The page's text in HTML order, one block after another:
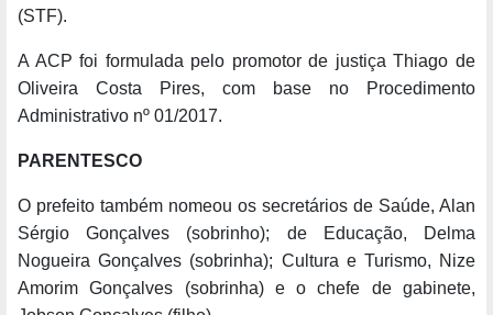
(STF).
A ACP foi formulada pelo promotor de justiça Thiago de
Oliveira Costa Pires, com base no Procedimento
Administrativo nº 01/2017.
PARENTESCO
O prefeito também nomeou os secretários de Saúde, Alan
Sérgio Gonçalves (sobrinho); de Educação, Delma
Nogueira Gonçalves (sobrinha); Cultura e Turismo, Nize
Amorim Gonçalves (sobrinha) e o chefe de gabinete,